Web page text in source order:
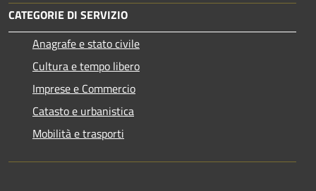
CATEGORIE DI SERVIZIO
Anagrafe e stato civile
Cultura e tempo libero
Imprese e Commercio
Catasto e urbanistica
Mobilità e trasporti